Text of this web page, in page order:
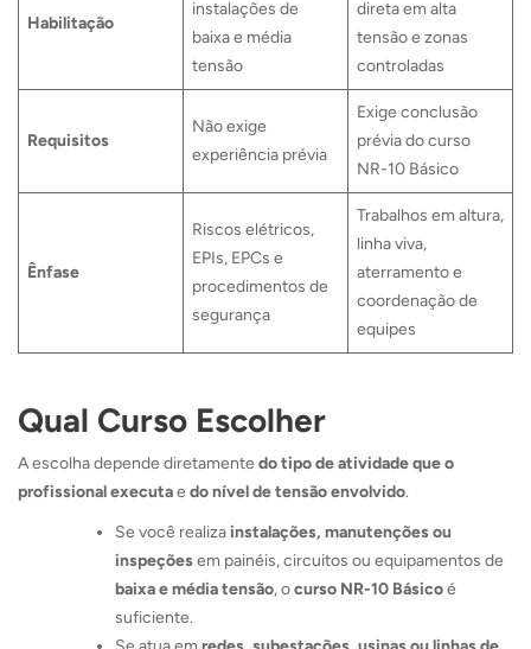
Habilitação
instalações de
baixa e média
tensão
direta em alta
tensão e zonas
controladas
Requisitos
Não exige
experiência prévia
Exige conclusão
prévia do curso
NR-10 Básico
Ênfase
Riscos elétricos,
EPIs, EPCs e
procedimentos de
segurança
Trabalhos em altura,
linha viva,
aterramento e
coordenação de
equipes
Qual Curso Escolher
A escolha depende diretamente do tipo de atividade que o
profissional executae do nível de tensão envolvido.
Se você realiza instalações, manutenções ou
inspeçõesem painéis, circuitos ou equipamentos de
baixa e média tensão, ocurso NR-10 Básicoé
suficiente.